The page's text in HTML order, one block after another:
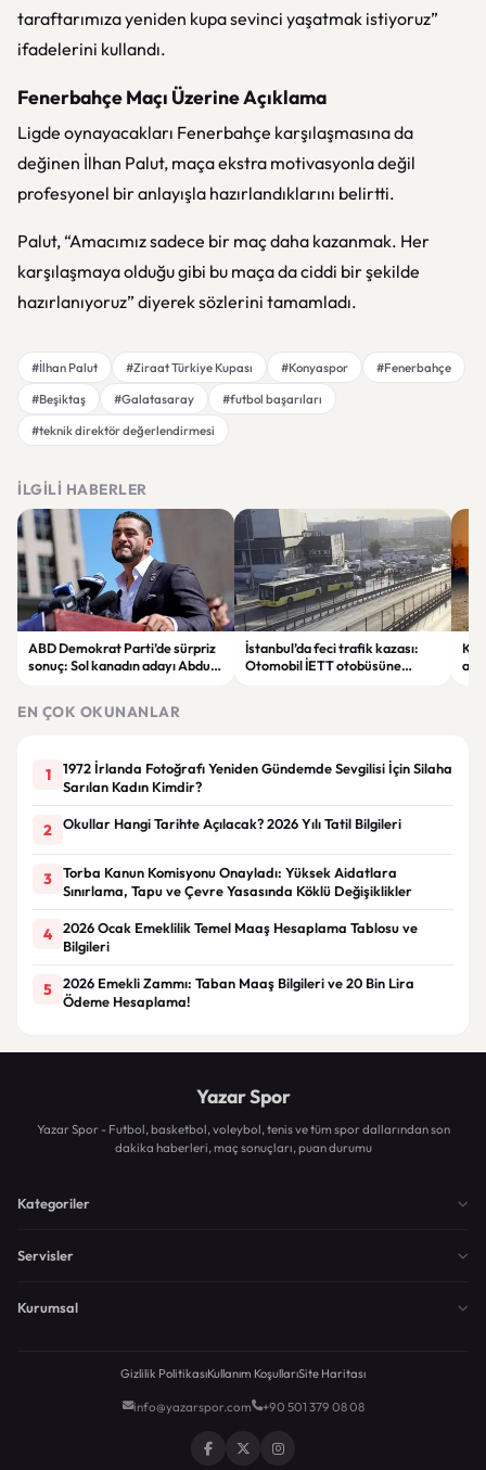
taraftarımıza yeniden kupa sevinci yaşatmak istiyoruz”
ifadelerini kullandı.
Fenerbahçe Maçı Üzerine Açıklama
Ligde oynayacakları Fenerbahçe karşılaşmasına da
değinen İlhan Palut, maça ekstra motivasyonla değil
profesyonel bir anlayışla hazırlandıklarını belirtti.
Palut, “Amacımız sadece bir maç daha kazanmak. Her
karşılaşmaya olduğu gibi bu maça da ciddi bir şekilde
hazırlanıyoruz” diyerek sözlerini tamamladı.
#İlhan Palut #Ziraat Türkiye Kupası #Konyaspor
#Fenerbahçe
#Beşiktaş
#Galatasaray
#futbol başarıları
#teknik direktör değerlendirmesi
İLGILI HABERLER
ABD Demokrat Parti’de sürpriz
sonuç: Sol kanadın adayı Abdul
İstanbul’da feci trafik kazası:
Otomobil İETT otobüsüne
EN ÇOK OKUNANLAR
1
1972 İrlanda Fotoğrafı Yeniden Gündemde Sevgilisi İçin Silaha
Sarılan Kadın Kimdir?
2 Okullar Hangi Tarihte Açılacak? 2026 Yılı Tatil Bilgileri
3
Torba Kanun Komisyonu Onayladı: Yüksek Aidatlara
Sınırlama, Tapu ve Çevre Yasasında Köklü Değişiklikler
4
2026 Ocak Emeklilik Temel Maaş Hesaplama Tablosu ve
Bilgileri
5
2026 Emekli Zammı: Taban Maaş Bilgileri ve 20 Bin Lira
Ödeme Hesaplama!
Yazar Spor
Yazar Spor - Futbol, basketbol, voleybol, tenis ve tüm spor dallarından son
dakika haberleri, maç sonuçları, puan durumu
Kategoriler
Servisler
Kurumsal
Gizlilik PolitikasıKullanım KoşullarıSite Haritası
info@yazarspor.com +90 501 379 08 08